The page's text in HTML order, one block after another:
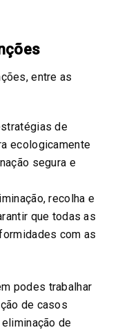
entre as
de
ecologicamente
segura e
recolha e
que todas as
com as
podes trabalhar
de casos
de